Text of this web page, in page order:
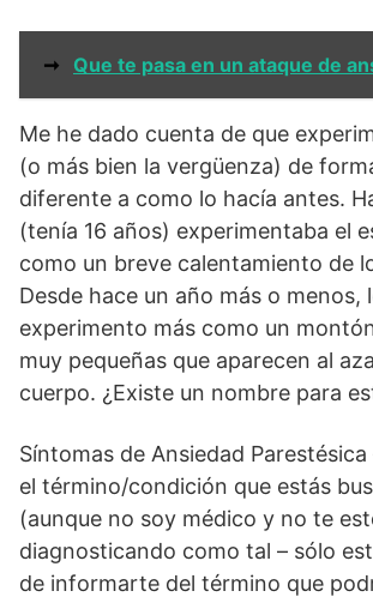
➞ Que te pasa en un ataque de
Me he dado cuenta de que
(o más bien la vergüenza) de
diferente a como lo hacía antes.
(tenía 16 años) experimentaba el
como un breve calentamiento de
Desde hace un año más o menos,
experimento más como un
muy pequeñas que aparecen al
cuerpo. ¿Existe un nombre para
Síntomas de Ansiedad
el término/condición que estás
(aunque no soy médico y no te
diagnosticando como tal – sólo
de informarte del término que